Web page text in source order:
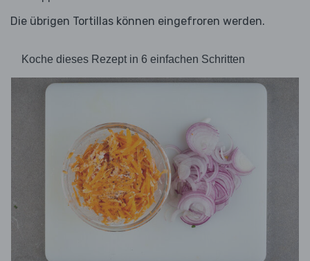
Die übrigen Tortillas können eingefroren werden.
Koche dieses Rezept in 6 einfachen Schritten